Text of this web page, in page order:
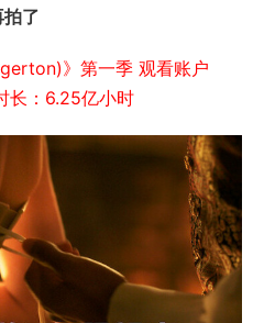
了
》第一季 观看账户
长：6.25亿小时